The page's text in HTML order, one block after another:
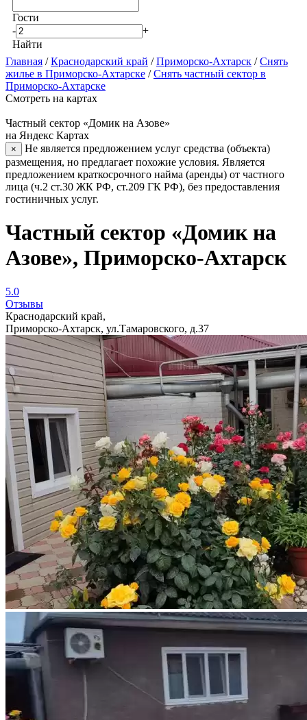
Гости
-
+
Найти
Главная /Краснодарский край /Приморско-Ахтарск /Снять
жилье в Приморско-Ахтарске /Снять частный сектор в
Приморско-Ахтарске
Смотреть на картах
Частный сектор «Домик на Азове»
на Яндекс Картах
×
Не является предложением услуг средства (объекта)
размещения, но предлагает похожие условия. Является
предложением краткосрочного найма (аренды) от частного
лица (ч.2 ст.30 ЖК РФ, ст.209 ГК РФ), без предоставления
гостиничных услуг.
Частный сектор «Домик на
Азове», Приморско-Ахтарск
5.0
Отзывы
Краснодарский край,
Приморско-Ахтарск, ул.Тамаровского, д.37